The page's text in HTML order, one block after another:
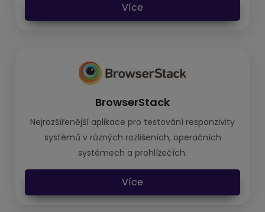
Více
BrowserStack
Nejrozšířenější aplikace pro testování responzivity
systémů v různých rozlišeních, operačních
systémech a prohlížečích.
Více